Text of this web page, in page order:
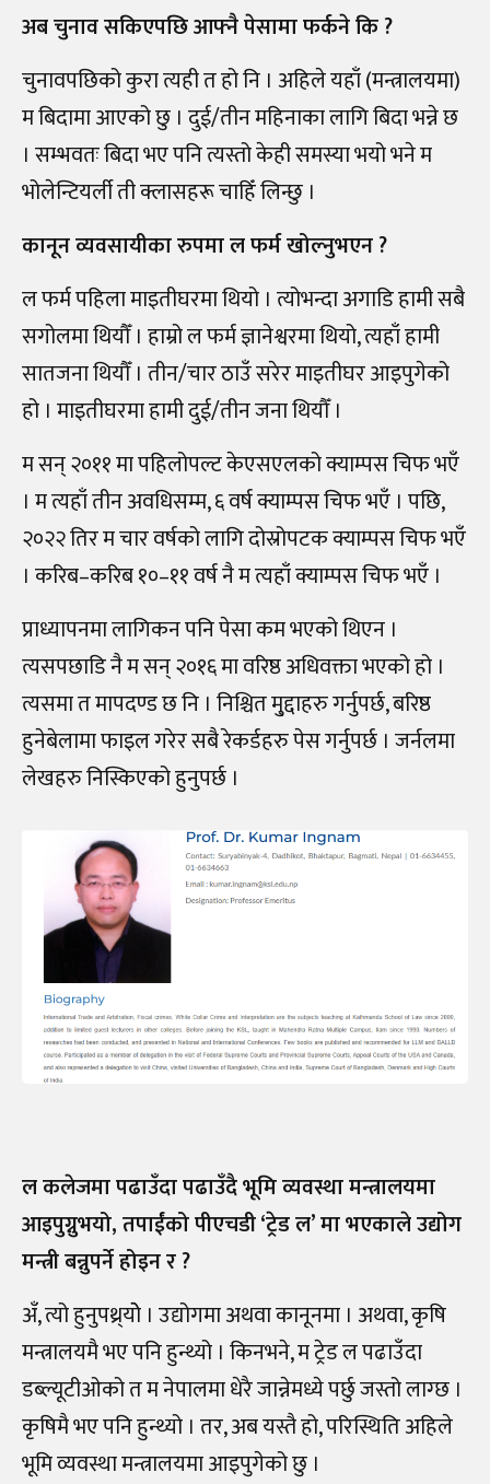
अब चुनाव सकिएपछि आफ्नै पेसामा फर्कने कि ?
चुनावपछिको कुरा त्यही त हो नि । अहिले यहाँ (मन्त्रालयमा)
म बिदामा आएको छु । दुई/तीन महिनाका लागि बिदा भन्ने छ
। सम्भवतः बिदा भए पनि त्यस्तो केही समस्या भयो भने म
भोलेन्टियर्ली ती क्लासहरू चाहिँ लिन्छु ।
कानून व्यवसायीका रुपमा ल फर्म खोल्नुभएन ?
ल फर्म पहिला माइतीघरमा थियो । त्योभन्दा अगाडि हामी सबै
सगोलमा थियौँ । हाम्रो ल फर्म ज्ञानेश्वरमा थियो, त्यहाँ हामी
सातजना थियौँ । तीन/चार ठाउँ सरेर माइतीघर आइपुगेको
हो । माइतीघरमा हामी दुई/तीनजना थियौँ ।
म सन् २०११ मा पहिलोपल्ट केएसएलको क्याम्पस चिफ भएँ
। म त्यहाँ तीन अवधिसम्म, ६ वर्ष क्याम्पस चिफ भएँ । पछि,
२०२२ तिर म चार वर्षको लागि दोस्रोपटक क्याम्पस चिफ भएँ
। करिब–करिब १०–११ वर्ष नै म त्यहाँ क्याम्पस चिफ भएँ ।
प्राध्यापनमा लागिकन पनि पेसा कम भएको थिएन ।
त्यसपछाडि नै म सन् २०१६ मा वरिष्ठ अधिवक्ता भएको हो ।
त्यसमा त मापदण्ड छ नि । निश्चित मु्द्दाहरु गर्नुपर्छ, बरिष्ठ
हुनेबेलामा फाइल गरेर सबै रेकर्डहरुपेस गर्नुपर्छ । जर्नलमा
लेखहरु निस्किएको हुनुपर्छ ।
ल कलेजमा पढाउँदा पढाउँदै भूमि व्यवस्था मन्त्रालयमा
आइपुग्नुभयो, तपाईंको पीएचडी ‘ट्रेड ल’ मा भएकाले उद्योग
मन्त्री बन्नुपर्ने होइन र ?
अँ, त्यो हुनुपथ्र्योे । उद्योगमा अथवा कानूनमा । अथवा, कृषि
मन्त्रालयमै भए पनि हुन्थ्यो । किनभने, म ट्रेड ल पढाउँदा
डब्ल्यूटीओको त म नेपालमा धेरै जान्नेमध्ये पर्छु जस्तो लाग्छ ।
कृषिमै भए पनि हुन्थ्यो । तर, अब यस्तै हो, परिस्थिति अहिले
भूमि व्यवस्था मन्त्रालयमा आइपुगेको छु ।